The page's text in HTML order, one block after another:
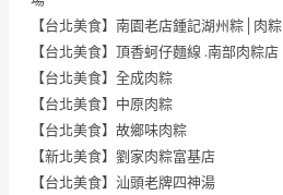
【台北美食】南園老店鍾記湖州粽│肉粽
【台北美食】頂香蚵仔麵線 .南部肉粽店
【台北美食】全成肉粽
【台北美食】中原肉粽
【台北美食】故鄉味肉粽
【新北美食】劉家肉粽富基店
【台北美食】汕頭老牌四神湯